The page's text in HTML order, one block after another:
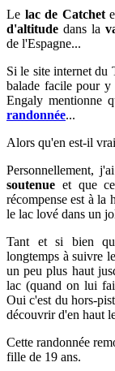
Le lac de Catchet
d'altitude dans la
de l'Espagne...
Si le site internet du
balade facile pour y
Engaly mentionne
randonnée...
Alors qu'en est-il
Personnellement,
soutenue et que
récompense est à la
le lac lové dans un
Tant et si bien
longtemps à suivre
un peu plus haut
lac (quand on lui
Oui c'est du hors-
découvrir d'en haut
Cette randonnée
fille de 19 ans.